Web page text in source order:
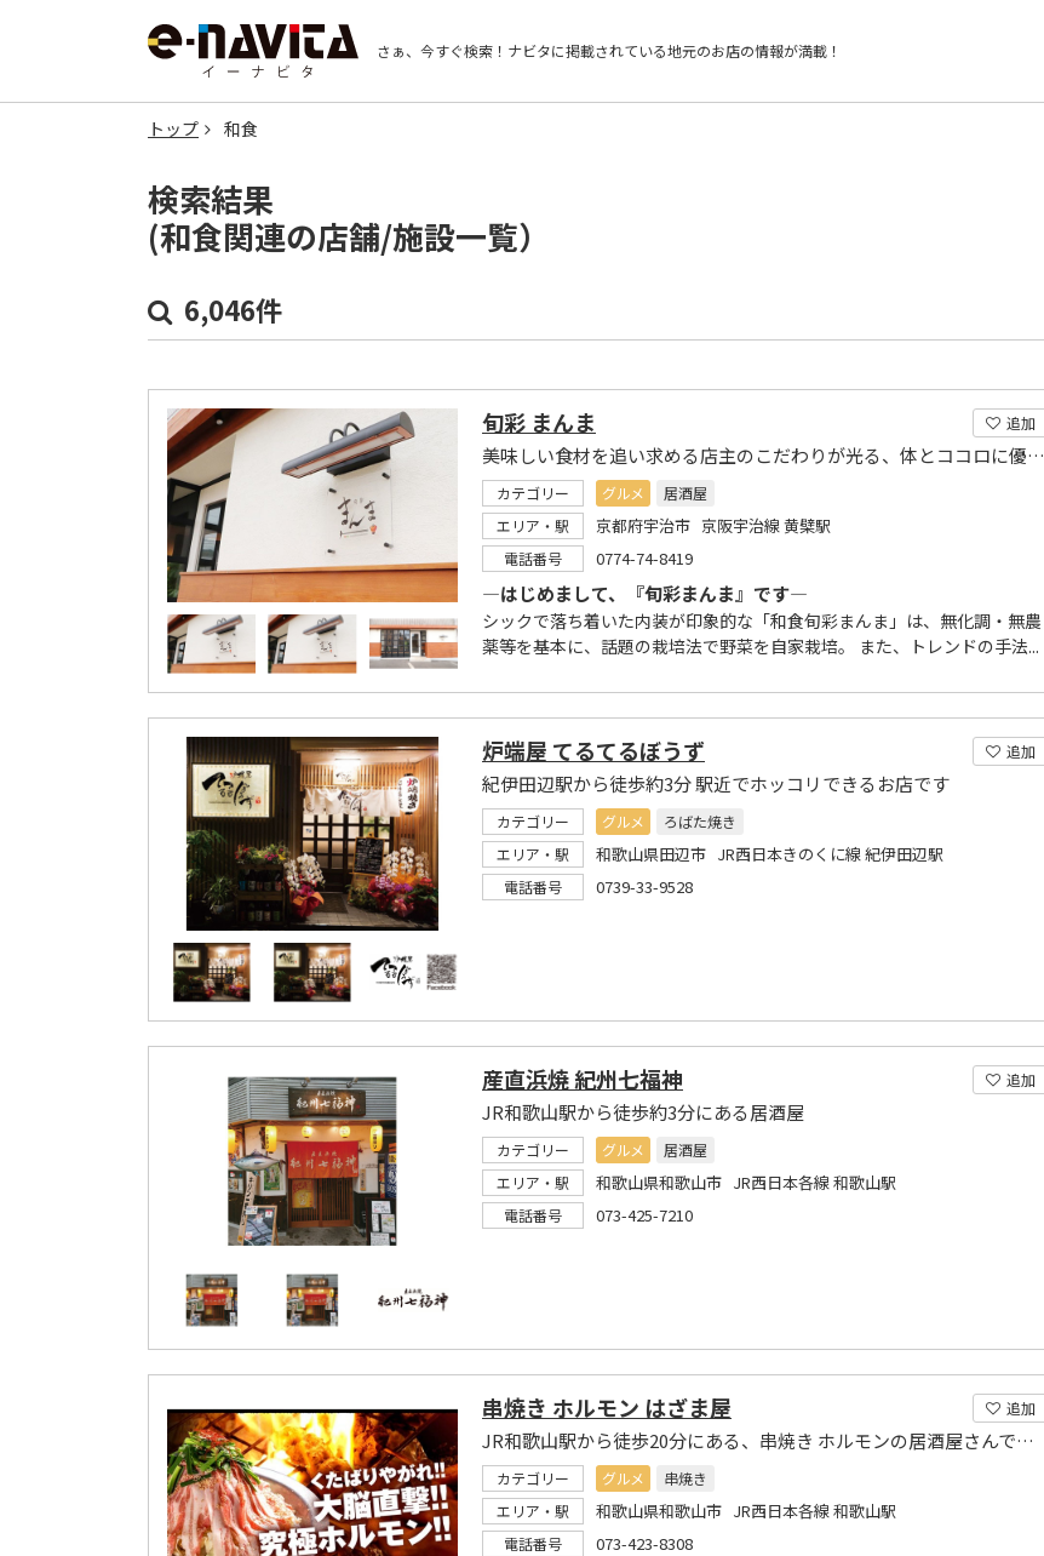
さぁ、今すぐ検索！ ナビタに掲載されている地元のお店の情報が満載！
トップ 和食
検索結果
(和食関連の店舗/施設一覧）
6,046件
追加
旬彩 まんま
美味しい食材を追い求める店主のこだわりが光る、体とココロに優しい和食を提供します。
カテゴリー グルメ
居酒屋
エリア・駅
京都府宇治市 京阪宇治線 黄檗駅
電話番号 0774-74-8419
―はじめまして、『旬彩まんま』です―
シックで落ち着いた内装が印象的な「和食旬彩まんま」は、無化調・無農
薬等を基本に、話題の栽培法で野菜を自家栽培。 また、トレンドの手法...
追加
炉端屋 てるてるぼうず
紀伊田辺駅から徒歩約3分 駅近でホッコリできるお店です
カテゴリー グルメ
ろばた焼き
エリア・駅
和歌山県田辺市 JR西日本きのくに線 紀伊田辺駅
電話番号 0739-33-9528
追加
産直浜焼 紀州七福神
JR和歌山駅から徒歩約3分にある居酒屋
カテゴリー グルメ
居酒屋
エリア・駅
和歌山県和歌山市 JR西日本各線 和歌山駅
電話番号 073-425-7210
追加
串焼き ホルモン はざま屋
JR和歌山駅から徒歩20分にある、串焼き ホルモンの居酒屋さんです。
カテゴリー グルメ
串焼き
エリア・駅
和歌山県和歌山市 JR西日本各線 和歌山駅
電話番号 073-423-8308